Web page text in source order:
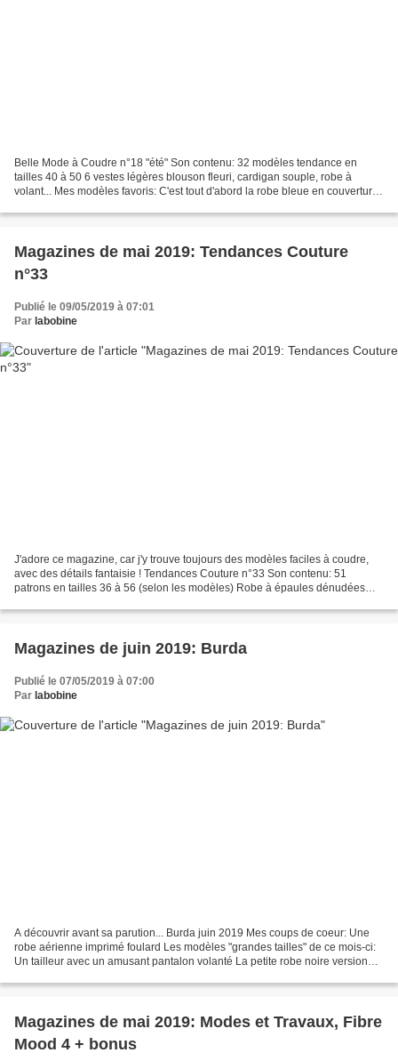
Belle Mode à Coudre n°18 "été" Son contenu: 32 modèles tendance en
tailles 40 à 50 6 vestes légères blouson fleuri, cardigan souple, robe à
volant... Mes modèles favoris: C'est tout d'abord la robe bleue en couverture
Magazines de mai 2019: Tendances Couture
n°33
Publié le 09/05/2019 à 07:01
Par labobine
J'adore ce magazine, car j'y trouve toujours des modèles faciles à coudre,
avec des détails fantaisie ! Tendances Couture n°33 Son contenu: 51
patrons en tailles 36 à 56 (selon les modèles) Robe à épaules dénudées
Magazines de juin 2019: Burda
Publié le 07/05/2019 à 07:00
Par labobine
A découvrir avant sa parution... Burda juin 2019 Mes coups de coeur: Une
robe aérienne imprimé foulard Les modèles "grandes tailles" de ce mois-ci:
Un tailleur avec un amusant pantalon volanté La petite robe noire version
Magazines de mai 2019: Modes et Travaux, Fibre
Mood 4 + bonus